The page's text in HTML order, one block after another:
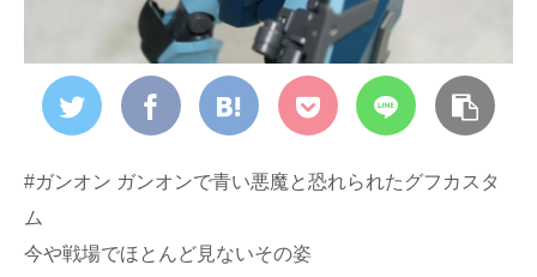
#ガンオン ガンオンで青い悪魔と恐れられたグフカスタ
ム
今や戦場でほとんど見ないその姿